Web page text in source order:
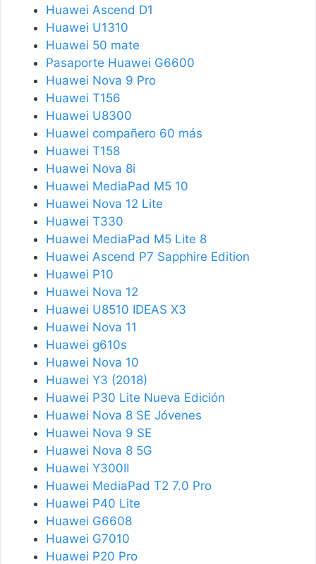
Huawei Ascend D1
Huawei U1310
Huawei 50 mate
Pasaporte Huawei G6600
Huawei Nova 9 Pro
Huawei T156
Huawei U8300
Huawei compañero 60 más
Huawei T158
Huawei Nova 8i
Huawei MediaPad M5 10
Huawei Nova 12 Lite
Huawei T330
Huawei MediaPad M5 Lite 8
Huawei Ascend P7 Sapphire Edition
Huawei P10
Huawei Nova 12
Huawei U8510 IDEAS X3
Huawei Nova 11
Huawei g610s
Huawei Nova 10
Huawei Y3 (2018)
Huawei P30 Lite Nueva Edición
Huawei Nova 8 SE Jóvenes
Huawei Nova 9 SE
Huawei Nova 8 5G
Huawei Y300II
Huawei MediaPad T2 7.0 Pro
Huawei P40 Lite
Huawei G6608
Huawei G7010
Huawei P20 Pro